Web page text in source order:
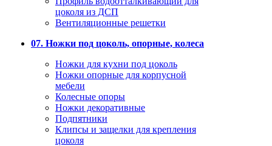
цоколя из ДСП
Вентиляционные решетки
07. Ножки под цоколь, опорные, колеса
Ножки для кухни под цоколь
Ножки опорные для корпусной
мебели
Колесные опоры
Ножки декоративные
Подпятники
Клипсы и защелки для крепления
цоколя